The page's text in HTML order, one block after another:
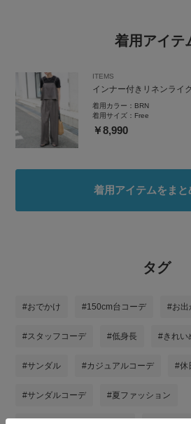
着用アイテ
ITEMS
インナー付きリネンライ
着用カラー： BRN
着用サイズ： Free
￥8,990
着用アイテムをまと
タグ
#おでかけ #150cm台コーデ #お出
#スタッフコーデ #低身長 #きれい
#サンダル #カジュアルコーデ #休
#サンダルコーデ #夏ファッション